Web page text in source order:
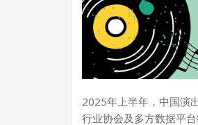
2025年上半年，中国演
行业协会及多方数据平台